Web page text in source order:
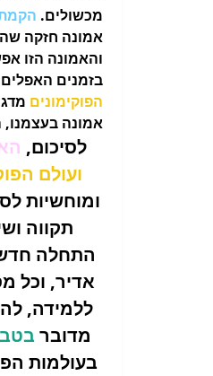
מכשולים.
אמונה חזקה
והאמונה הזו
בזמנים
הפוקימונים
אמונה
לסיכום,
ועולם
ומוחשיות
תקווה
התחלה
אדיר, וכל
ללמידה,
מדובר
בעולמות